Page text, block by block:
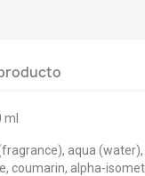
ml
aqua (water),
coumarin, alpha-